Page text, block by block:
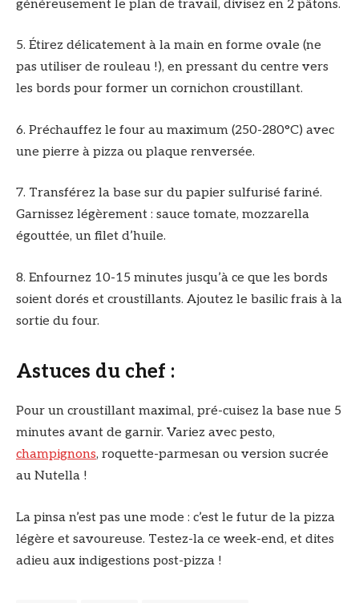
généreusement le plan de travail, divisez en 2 pâtons.
5. Étirez délicatement à la main en forme ovale (ne
pas utiliser de rouleau !), en pressant du centre vers
les bords pour former un cornichon croustillant.
6. Préchauffez le four au maximum (250-280°C) avec
une pierre à pizza ou plaque renversée.
7. Transférez la base sur du papier sulfurisé fariné.
Garnissez légèrement : sauce tomate, mozzarella
égouttée, un filet d’huile.
8. Enfournez 10-15 minutes jusqu’à ce que les bords
soient dorés et croustillants. Ajoutez le basilic frais à la
sortie du four.
Astuces du chef :
Pour un croustillant maximal, pré-cuisez la base nue 5
minutes avant de garnir. Variez avec pesto,
champignons, roquette-parmesan ou version sucrée
au Nutella !
La pinsa n’est pas une mode : c’est le futur de la pizza
légère et savoureuse. Testez-la ce week-end, et dites
adieu aux indigestions post-pizza !